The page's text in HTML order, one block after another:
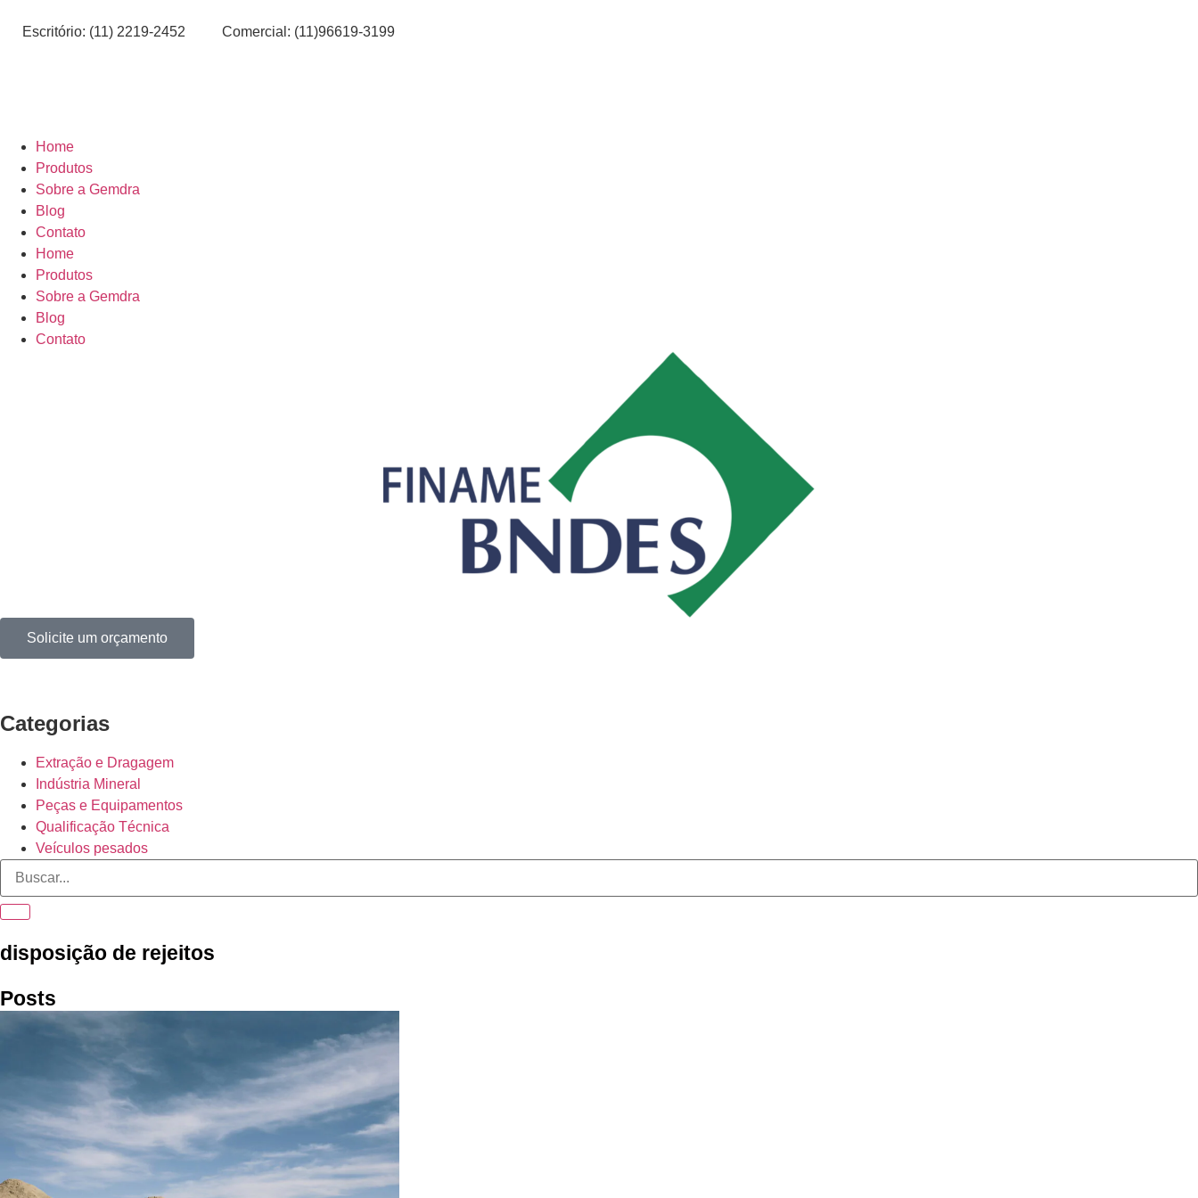
Escritório: (11) 2219-2452 Comercial: (11)96619-3199
Home
Produtos
Sobre a Gemdra
Blog
Contato
Home
Produtos
Sobre a Gemdra
Blog
Contato
Solicite um orçamento
Categorias
Extração e Dragagem
Indústria Mineral
Peças e Equipamentos
Qualificação Técnica
Veículos pesados
disposição de rejeitos
Posts